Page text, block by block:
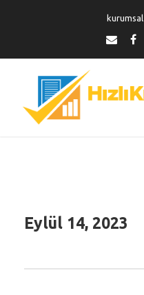
kurumsal
Eylül 14, 2023